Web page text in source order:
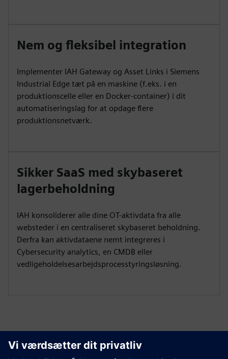
Nem og fleksibel integration
Implementer IAH Gateway og Asset Links i Siemens
Industrial Edge tæt på en maskine (f.eks. i en
produktionscelle eller en Docker-container) i dit
automatiseringslag for at opdage flere
produktionsnetværk.
Sikker SaaS med skybaseret
lagerbeholdning
IAH konsoliderer alle dine OT-aktivdata fra alle
websteder i en centraliseret skybaseret beholdning.
Derfra kan aktivdataene nemt integreres i
Cybersecurity analytics, en CMDB eller
vedligeholdelsesarbejdsprocesstyringsløsning.